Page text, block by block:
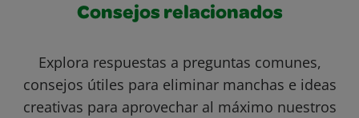
Consejos relacionados
Explora respuestas a preguntas comunes,
consejos útiles para eliminar manchas e ideas
creativas para aprovechar al máximo nuestros